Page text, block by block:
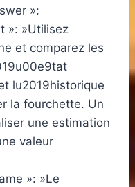
»:
»: »Utilisez
et comparez les
lu2019historique
la fourchette. Un
une estimation
valeur
»: »Le